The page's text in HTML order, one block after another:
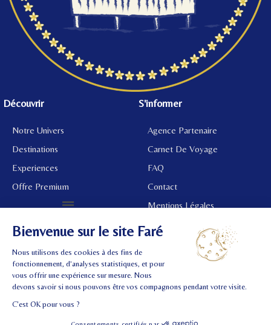
Découvrir
Notre Univers
Destinations
Experiences
Offre Premium
S'informer
Agence Partenaire
Carnet De Voyage
FAQ
Contact
Mentions Légales
©2024 Tous droits réservés.